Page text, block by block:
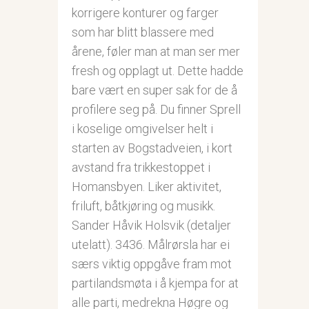
korrigere konturer og farger
som har blitt blassere med
årene, føler man at man ser mer
fresh og opplagt ut. Dette hadde
bare vært en super sak for de å
profilere seg på. Du finner Sprell
i koselige omgivelser helt i
starten av Bogstadveien, i kort
avstand fra trikkestoppet i
Homansbyen. Liker aktivitet,
friluft, båtkjøring og musikk.
Sander Håvik Holsvik (detaljer
utelatt). 3436. Målrørsla har ei
særs viktig oppgåve fram mot
partilandsmøta i å kjempa for at
alle parti, medrekna Høgre og